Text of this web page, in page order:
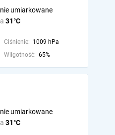
31°C
umiarkowane
Ciśnienie: 1009 hPa
Wilgotność: 65%
31°C
umiarkowane